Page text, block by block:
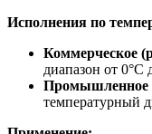
Исполнения по
Коммерческое
диапазон от 0°C
Промышленное
температурный